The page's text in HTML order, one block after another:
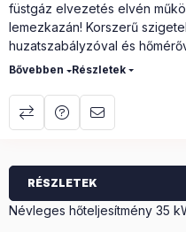
füstgáz elvezetés elvén
lemezkazán! Korszerű
huzatszabályzóval és
még a tisztító kefe és
R-1276178-3_KaloriTherm
5 mm vastag kazánlemez test
nagy méretű tüzelő ajtó
egyszerűen tudja
Részletek
RÉSZLETEK
Névleges hőteljesítmény 35